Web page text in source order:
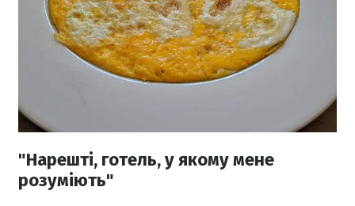
"Нарешті, готель, у якому мене
розуміють"